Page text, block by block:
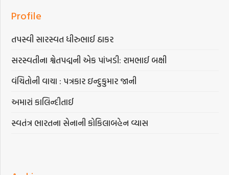
Profile
તપસ્વી સારસ્વત ધીરુભાઈ ઠાકર
સરસ્વતીના શ્વેતપદ્મની એક પાંખડી: રામભાઈ બક્ષી
વંચિતોની વાચા : પત્રકાર ઇન્દુકુમાર જાની
અમારાં કાલિન્દીતાઈ
સ્વતંત્ર ભારતના સેનાની કોકિલાબહેન વ્યાસ